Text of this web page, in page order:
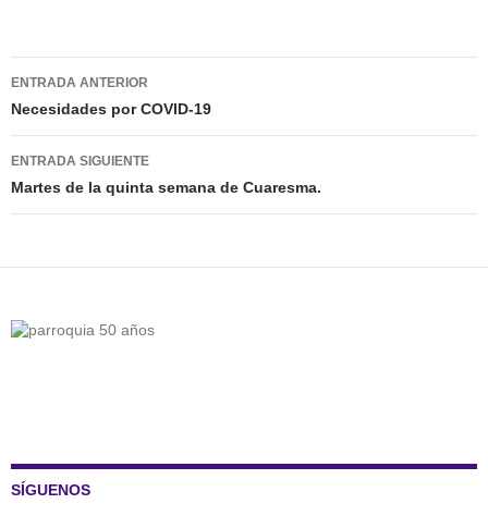
Navegación
de
entradas
ENTRADA ANTERIOR
Necesidades por COVID-19
ENTRADA SIGUIENTE
Martes de la quinta semana de Cuaresma.
SÍGUENOS